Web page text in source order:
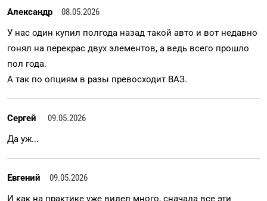
Александр
08.05.2026
У нас один купил полгода назад такой авто и вот недавно
гонял на перекрас двух элементов, а ведь всего прошло
пол года.
А так по опциям в разы превосходит ВАЗ.
Сергей
09.05.2026
Да уж...
Евгений
09.05.2026
И как на практике уже видел много, сначала все эти